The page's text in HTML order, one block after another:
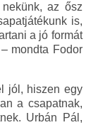
az ősz
is,
a jó formát
mondta Fodor
jól, hiszen egy
a csapatnak,
Urbán Pál,